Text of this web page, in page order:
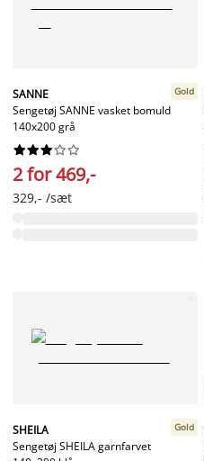
SANNE
Sengetøj SANNE vasket bomuld
140x200 grå
Gold






2 for 469,-
329,- /sæt
SHEILA
Sengetøj SHEILA garnfarvet
Gold